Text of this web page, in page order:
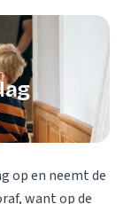
op en neemt de
want op de